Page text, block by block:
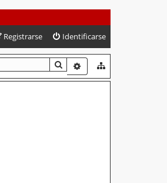
Identificarse
Registrarse
BUSCARBÚSQUEDA